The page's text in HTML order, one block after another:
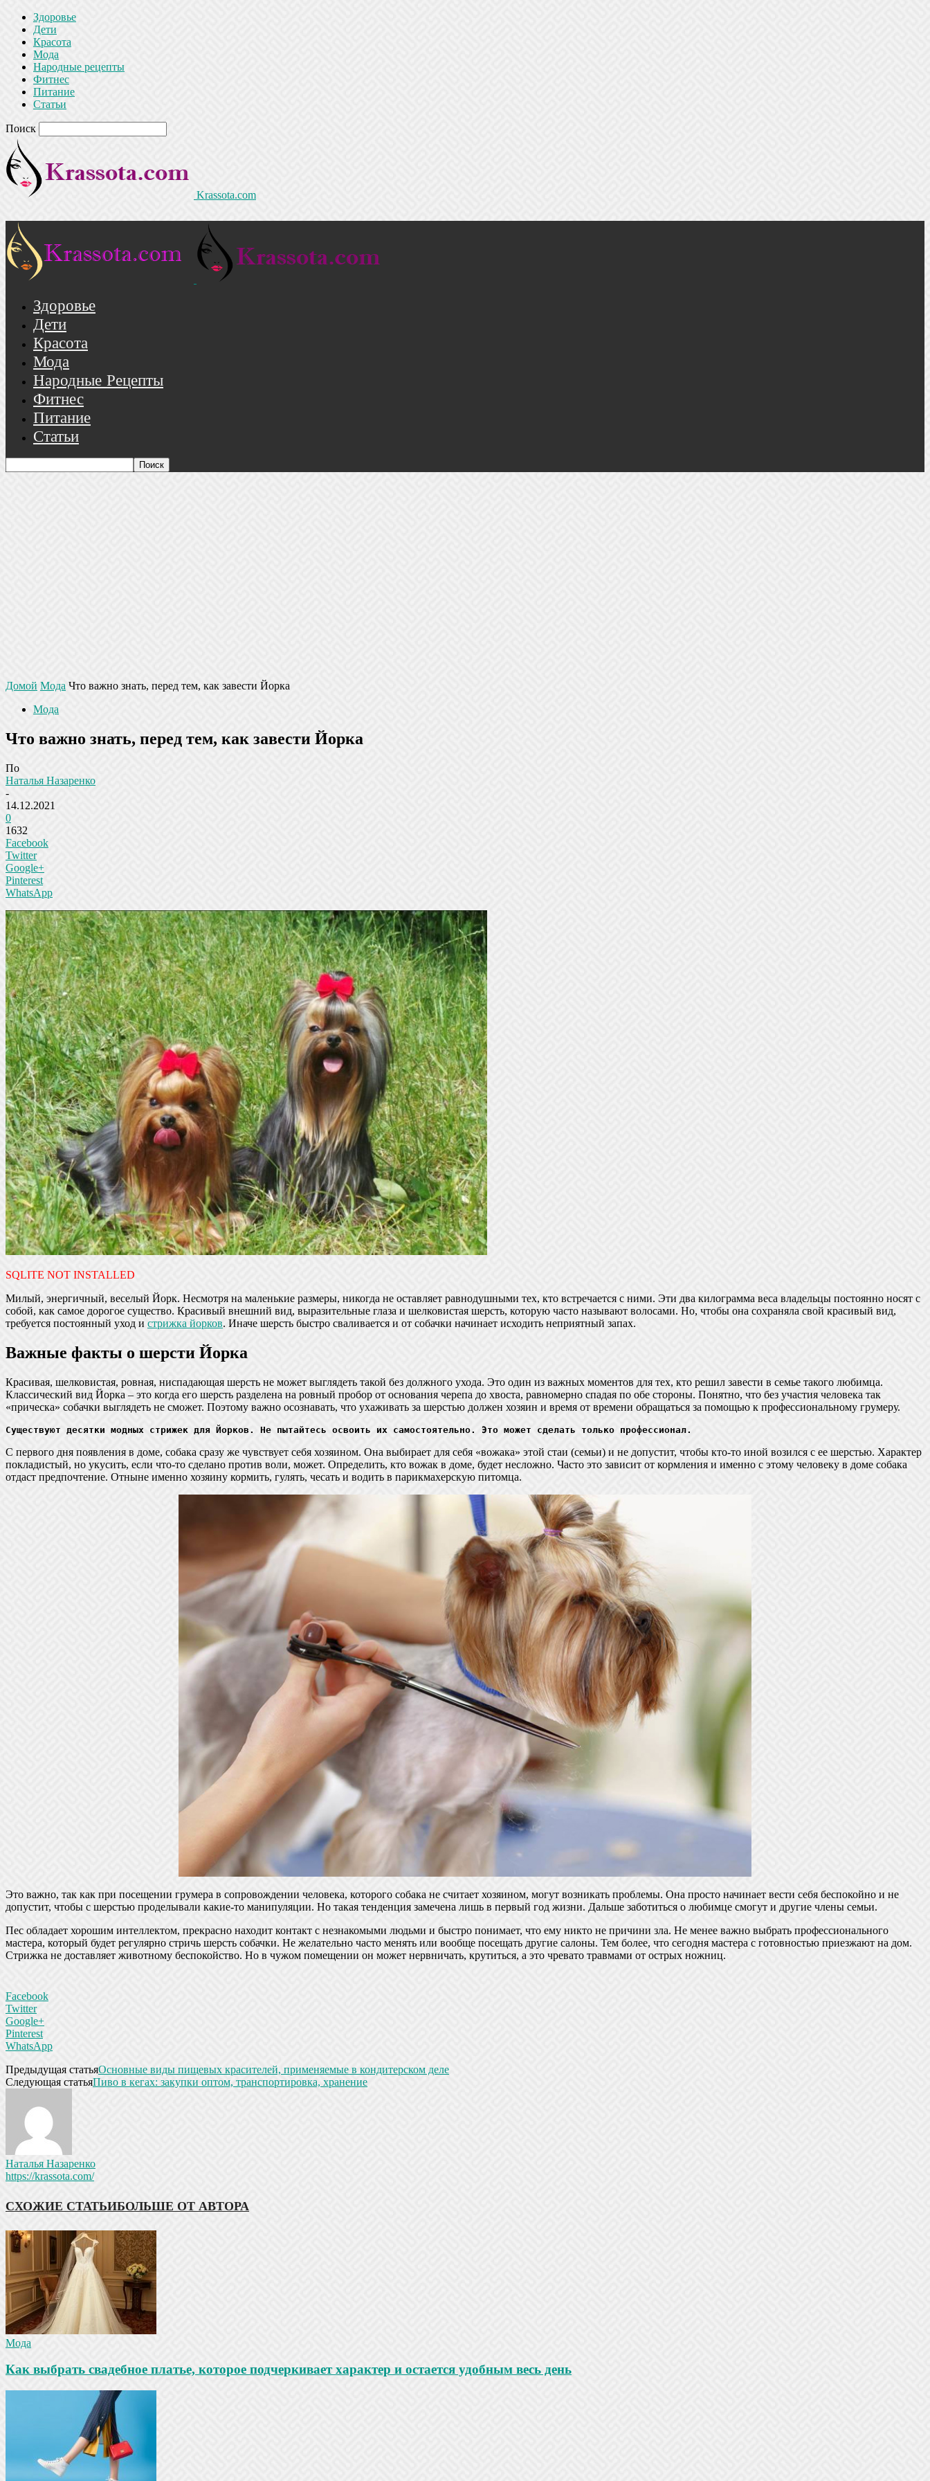
Здоровье
Дети
Красота
Мода
Народные рецепты
Фитнес
Питание
Статьи
Поиск
Krassota.com
Здоровье
Дети
Красота
Мода
Народные Рецепты
Фитнес
Питание
Статьи
Домой Мода Что важно знать, перед тем, как завести Йорка
Мода
Что важно знать, перед тем, как завести Йорка
По
Наталья Назаренко
-
14.12.2021
0
1632
Facebook
Twitter
Google+
Pinterest
WhatsApp
SQLITE NOT INSTALLED
Милый, энергичный, веселый Йорк. Несмотря на маленькие размеры, никогда не оставляет равнодушными тех, кто встречается с ними. Эти два килограмма веса владельцы постоянно носят с
собой, как самое дорогое существо. Красивый внешний вид, выразительные глаза и шелковистая шерсть, которую часто называют волосами. Но, чтобы она сохраняла свой красивый вид,
требуется постоянный уход и стрижка йорков. Иначе шерсть быстро сваливается и от собачки начинает исходить неприятный запах.
Важные факты о шерсти Йорка
Красивая, шелковистая, ровная, ниспадающая шерсть не может выглядеть такой без должного ухода. Это один из важных моментов для тех, кто решил завести в семье такого любимца.
Классический вид Йорка – это когда его шерсть разделена на ровный пробор от основания черепа до хвоста, равномерно спадая по обе стороны. Понятно, что без участия человека так
«прическа» собачки выглядеть не сможет. Поэтому важно осознавать, что ухаживать за шерстью должен хозяин и время от времени обращаться за помощью к профессиональному грумеру.
Существуют десятки модных стрижек для Йорков. Не пытайтесь освоить их самостоятельно. Это может сделать только профессионал.
С первого дня появления в доме, собака сразу же чувствует себя хозяином. Она выбирает для себя «вожака» этой стаи (семьи) и не допустит, чтобы кто-то иной возился с ее шерстью. Характер
покладистый, но укусить, если что-то сделано против воли, может. Определить, кто вожак в доме, будет несложно. Часто это зависит от кормления и именно с этому человеку в доме собака
отдаст предпочтение. Отныне именно хозяину кормить, гулять, чесать и водить в парикмахерскую питомца.
Это важно, так как при посещении грумера в сопровождении человека, которого собака не считает хозяином, могут возникать проблемы. Она просто начинает вести себя беспокойно и не
допустит, чтобы с шерстью проделывали какие-то манипуляции. Но такая тенденция замечена лишь в первый год жизни. Дальше заботиться о любимце смогут и другие члены семьи.
Пес обладает хорошим интеллектом, прекрасно находит контакт с незнакомыми людьми и быстро понимает, что ему никто не причини зла. Не менее важно выбрать профессионального
мастера, который будет регулярно стричь шерсть собачки. Не желательно часто менять или вообще посещать другие салоны. Тем более, что сегодня мастера с готовностью приезжают на дом.
Стрижка не доставляет животному беспокойство. Но в чужом помещении он может нервничать, крутиться, а это чревато травмами от острых ножниц.
Facebook
Twitter
Google+
Pinterest
WhatsApp
Предыдущая статьяОсновные виды пищевых красителей, применяемые в кондитерском деле
Следующая статьяПиво в кегах: закупки оптом, транспортировка, хранение
Наталья Назаренко
https://krassota.com/
СХОЖИЕ СТАТЬИБОЛЬШЕ ОТ АВТОРА
Мода
Как выбрать свадебное платье, которое подчеркивает характер и остается удобным весь день